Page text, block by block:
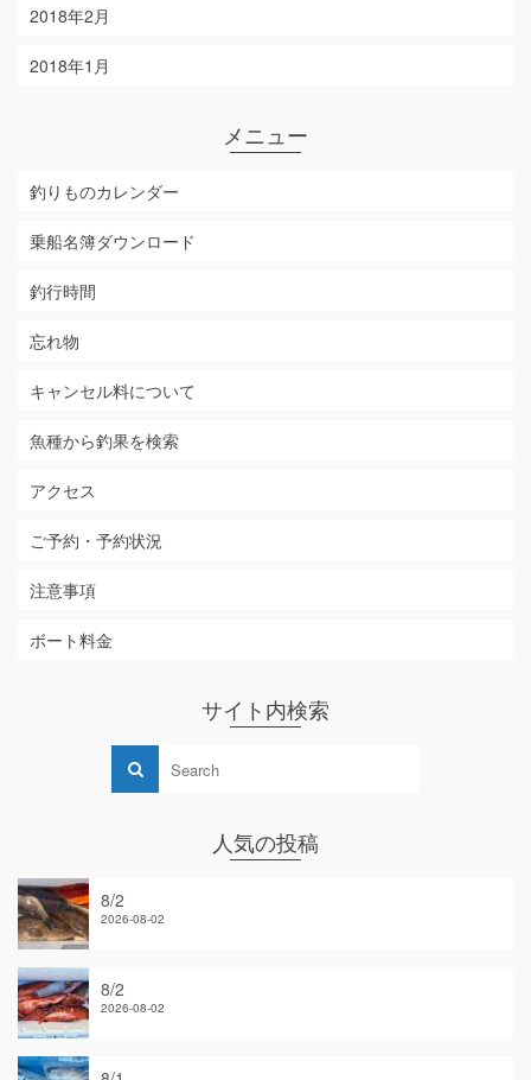
2018年2月
2018年1月
メニュー
釣りものカレンダー
乗船名簿ダウンロード
釣行時間
忘れ物
キャンセル料について
魚種から釣果を検索
アクセス
ご予約・予約状況
注意事項
ボート料金
サイト内検索
人気の投稿
8/2
2026-08-02
8/2
2026-08-02